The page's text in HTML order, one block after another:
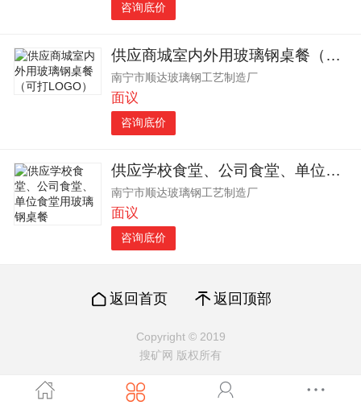
咨询底价
供应商城室内外用玻璃钢桌餐（可打LOGO）
南宁市顺达玻璃钢工艺制造厂
面议
咨询底价
供应学校食堂、公司食堂、单位食堂用玻璃钢桌餐
南宁市顺达玻璃钢工艺制造厂
面议
咨询底价
返回首页 返回顶部
Copyright © 2019
搜矿网 版权所有